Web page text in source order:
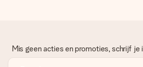
Mis geen acties en promoties, schrijf je